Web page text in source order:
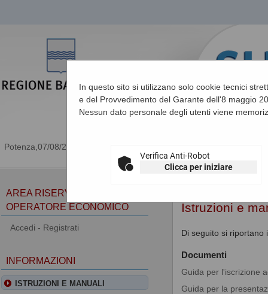
07/08/2026 16:38
Sei qui: Home»
In questo sito si utilizzano solo cookie tecnici
e del Provvedimento del Garante dell'8 maggio
Nessun dato personale degli utenti viene
Verifica Anti-Robot
Clicca per iniziare
Istruzioni e
Di seguito si riportano
Documenti
Guida per l'iscrizione
Guida per la
AREA RISERVATA
OPERATORE ECONOMICO
Accedi - Registrati
INFORMAZIONI
ISTRUZIONI E MANUALI